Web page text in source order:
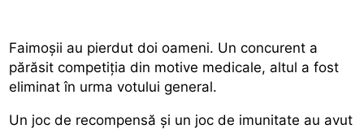
Faimoșii au pierdut doi oameni. Un concurent a
părăsit competiția din motive medicale, altul a fost
eliminat în urma votului general.
Un joc de recompensă și un joc de imunitate au avut